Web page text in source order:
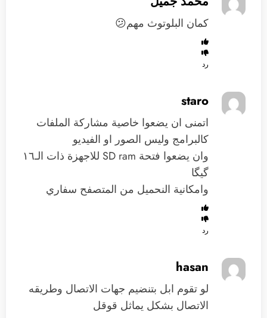
كمان البلوتوث مهم😕
رد
staro
اتمنى ان يضعوا خاصية مشاركة الملفات
كالبرامج وليس الصور او الفيديو
وان يضعوا فتحة SD ram للاجهزة ذات الـ١٦
گيگا
وامكانية النحميل من المتصفح سفاري
رد
hasan
لو تقوم ابل بتنضيم جهات الاتصال وطريقه
الاتصال بشكل يماثل قوقل